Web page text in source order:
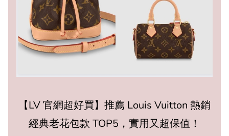
【LV 官網超好買】推薦 Louis Vuitton 熱銷
經典老花包款 TOP5，實用又超保值！